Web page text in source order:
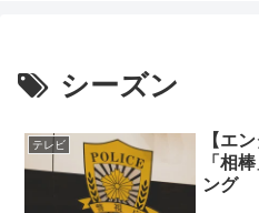
シーズン
テレビ
【エ
「相
ング